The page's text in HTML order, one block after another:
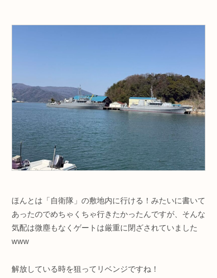
ほんとは「自衛隊」の敷地内に行ける！みたいに書いて
あったのでめちゃくちゃ行きたかったんですが、そんな
気配は微塵もなくゲートは厳重に閉ざされていました
www
解放している時を狙ってリベンジですね！